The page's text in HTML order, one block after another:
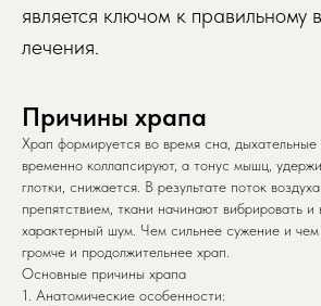
является ключом к правильному
лечения.
Причины храпа
Храп формируется во время сна,
временно коллапсируют, а тонус мышц,
глотки, снижается. В результате поток
препятствием, ткани начинают вибрировать и
характерный шум. Чем сильнее сужение и
громче и продолжительнее храп.
Основные причины храпа
1. Анатомические особенности: